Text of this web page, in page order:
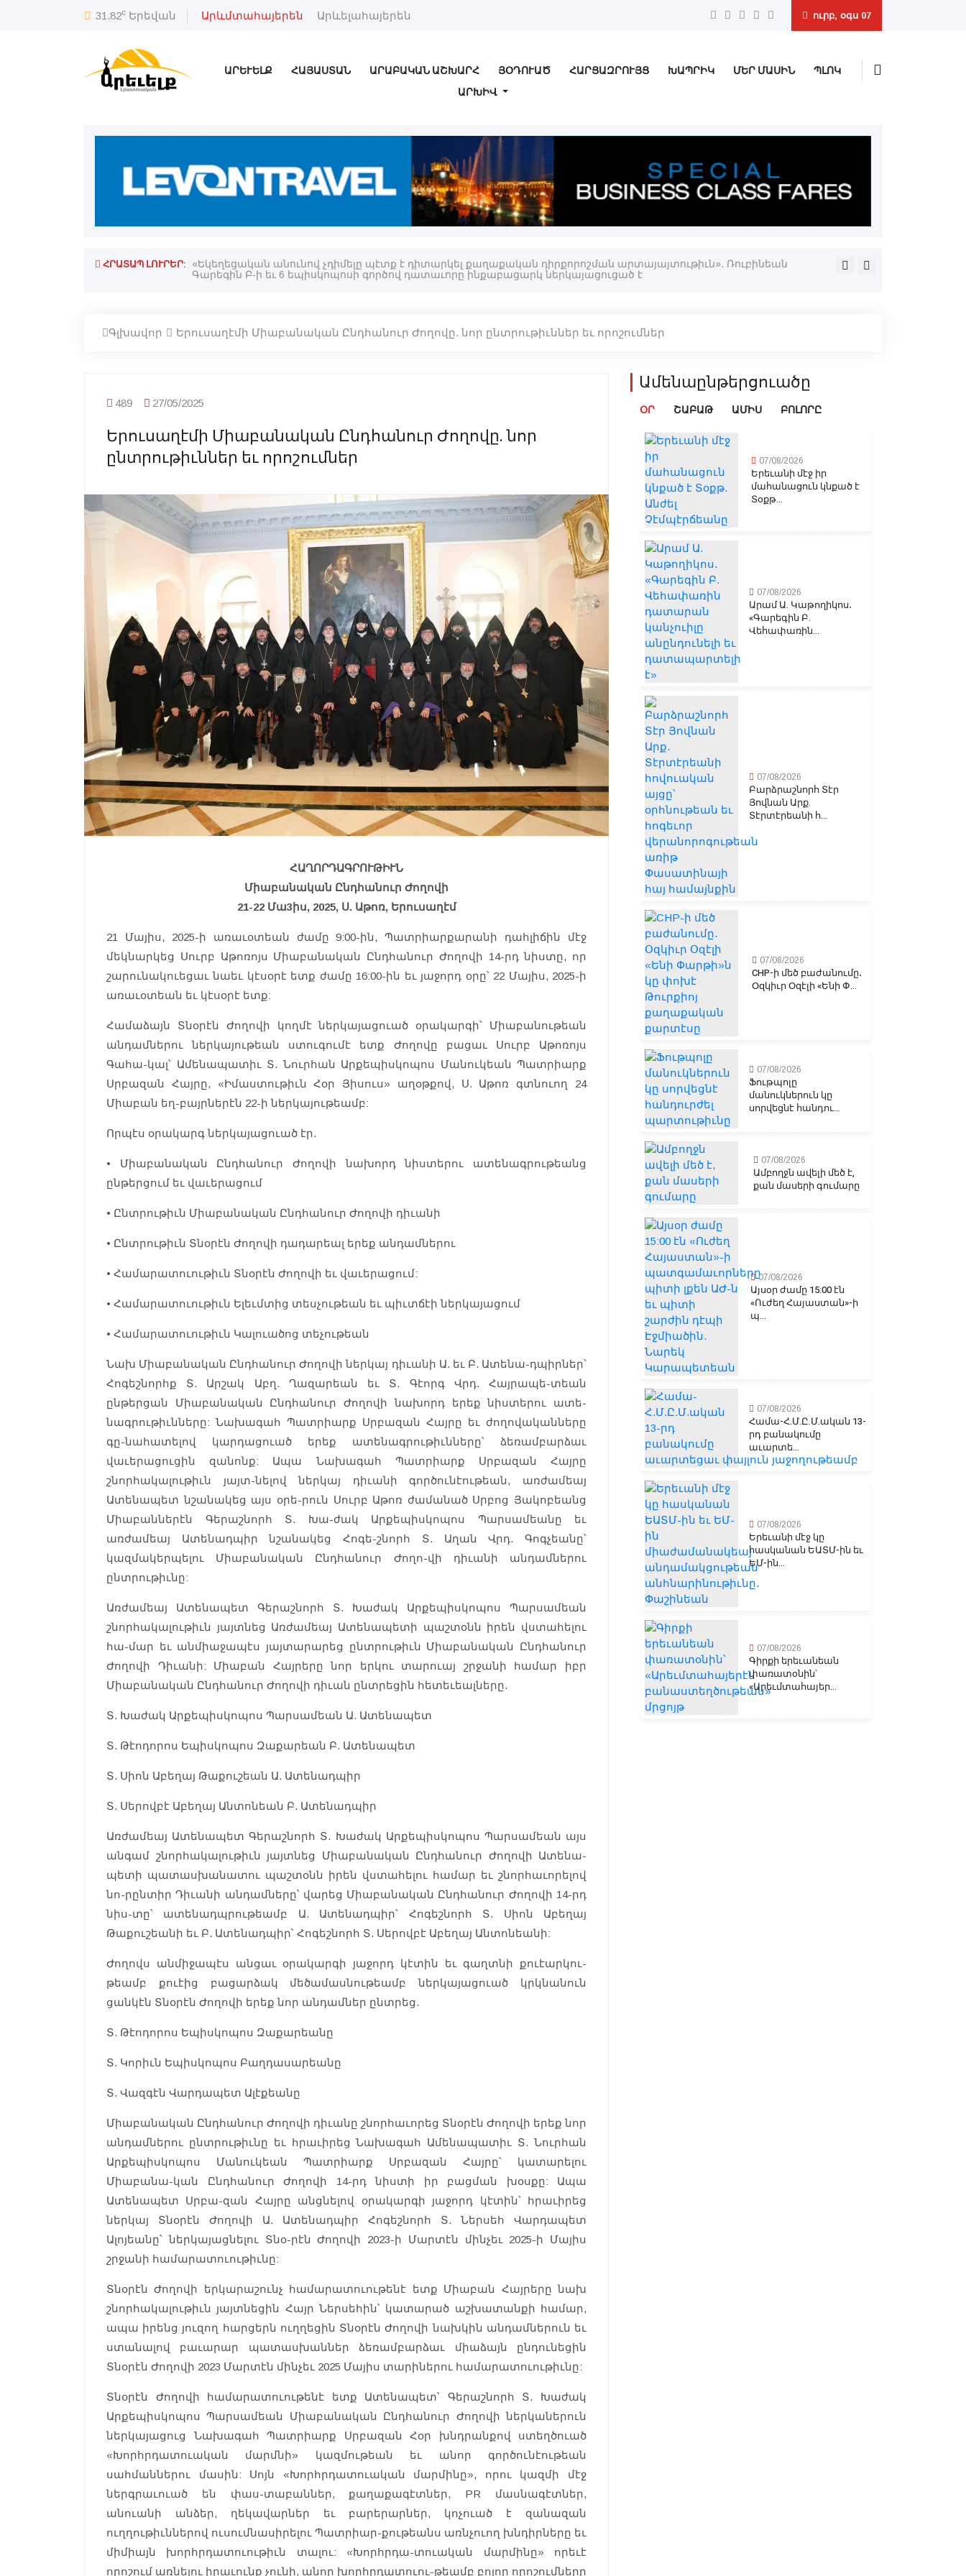
31.82c Երեվան Արևմտահայերեն Արևելահայերեն ուրբ, օգս 07
ԱՐԵՒԵԼՔ ՀԱՅԱՍՏԱՆ ԱՐԱԲԱԿԱՆ ԱՇԽԱՐՀ ՅՕԴՈՒԱԾ ՀԱՐՑԱԶՐՈՒՅՑ ԽԱՊՐԻԿ ՄԵՐ ՄԱՍԻՆ
ՊԼՈԿ
ԱՐԽԻՎ
ՀՐԱՏԱՊ ԼՈՒՐԵՐ: «Եկեղեցական անունով չդիմելը պէտք է դիտարկել քաղաքական դիրքորոշման արտայայտութիւն». Ռուբինեան Գիրքի երեւանեան
Գլխավոր Երուսաղէմի Միաբանական Ընդհանուր Ժողովը. նոր ընտրութիւններ եւ որոշումներ
489 27/05/2025
Երուսաղէմի Միաբանական Ընդհանուր Ժողովը. նոր
ընտրութիւններ եւ որոշումներ
ՀԱՂՈՐԴԱԳՐՈՒԹԻՒՆ
Միաբանական Ընդհանուր Ժողովի
21-22 Մա3իս, 2025, Ս. Աթոռ, Երուսաղէմ
21 Մայիս, 2025-ի առաւօտեան ժամը 9:00-ին, Պատրիարքարանի դահլիճին մէջ
մեկնարկեց Սուրբ Աթոռոյս Միաբանական Ընդհանուր Ժողովի 14-րդ նիստը, որ
շարունակուեցաւ նաեւ կէսօրէ ետք ժամը 16:00-ին եւ յաջորդ օրը՝ 22 Մայիս, 2025-ի
առաւօտեան եւ կէսօրէ ետք:
Համաձայն Տնօրէն Ժողովի կողմէ ներկայացուած օրակարգի՝ Միաբանութեան
անդամներու ներկայութեան ստուգումէ ետք Ժողովը բացաւ Սուրբ Աթոռոյս
Գահա-կալ՝ Ամենապատիւ Տ. Նուրհան Արքեպիսկոպոս Մանուկեան Պատրիարք
Սրբազան Հայրը, «Իմաստութիւն Հօր Յիսուս» աղօթքով, Ս. Աթոռ գտնուող 24
Միաբան եղ-բայրներէն 22-ի ներկայութեամբ:
Որպէս օրակարգ ներկայացուած էր.
• Միաբանական Ընդհանուր Ժողովի նախորդ նիստերու ատենագրութեանց
ընթերցում եւ վաւերացում
• Ընտրութիւն Միաբանական Ընդհանուր Ժողովի դիւանի
• Ընտրութիւն Տնօրէն Ժողովի դադարեալ երեք անդամներու
• Համարատուութիւն Տնօրէն Ժողովի եւ վաւերացում:
• Համարատուութիւն Ելեւմտից տեսչութեան եւ պիւտճէի ներկայացում
• Համարատուութիւն Կալուածոց տեչութեան
Նախ Միաբանական Ընդհանուր Ժողովի ներկայ դիւանի Ա. եւ Բ. Ատենա-դպիրներ՝
Հոգեշնորհք Տ. Արշակ Աբղ. Ղազարեան եւ Տ. Գէորգ Վրդ. Հայրապե-տեան
ընթերցան Միաբանական Ընդհանուր Ժողովի նախորդ երեք նիստերու ատե-
նագրութիւնները: Նախագահ Պատրիարք Սրբազան Հայրը եւ ժողովականները
գը-նահատելով կարդացուած երեք ատենագրութիւնները՝ ձեռամբարձաւ
վաւերացուցին զանոնք: Ապա Նախագահ Պատրիարք Սրբազան Հայրը
շնորհակալութիւն յայտ-նելով ներկայ դիւանի գործունէութեան, առժամեայ
Ատենապետ նշանակեց այս օրե-րուն Սուրբ Աթոռ ժամանած Սրբոց Յակոբեանց
Միաբաններէն Գերաշնորհ Տ. Խա-ժակ Արքեպիսկոպոս Պարսամեանը եւ
առժամեայ Ատենադպիր նշանակեց Հոգե-շնորհ Տ. Աղան Վրդ. Գոգչեանը՝
կազմակերպելու Միաբանական Ընդհանուր Ժողո-վի դիւանի անդամներու
ընտրութիւնը:
Առժամեայ Ատենապետ Գերաշնորհ Տ. Խաժակ Արքեպիսկոպոս Պարսամեան
շնորհակալութիւն յայտնեց Առժամեայ Ատենապետի պաշտօնն իրեն վստահելու
հա-մար եւ անմիաջապէս յայտարարեց ընտրութիւն Միաբանական Ընդհանուր
Ժողովի Դիւանի: Միաբան Հայրերը նոր երկու տարուայ շրջանի համար իբր
Միաբանական Ընդհանուր Ժողովի դիւան ընտրեցին հետեւեալները.
Տ. Խաժակ Արքեպիսկոպոս Պարսամեան Ա. Ատենապետ
Տ. Թէոդորոս Եպիսկոպոս Զաքարեան Բ. Ատենապետ
Տ. Սիոն Աբեղայ Թաքուշեան Ա. Ատենադպիր
Տ. Սերովբէ Աբեղայ Անտոնեան Բ. Ատենադպիր
Առժամեայ Ատենապետ Գերաշնորհ Տ. Խաժակ Արքեպիսկոպոս Պարսամեան այս
անգամ շնորհակալութիւն յայտնեց Միաբանական Ընդհանուր Ժողովի Ատենա-
պետի պատասխանատու պաշտօնն իրեն վստահելու համար եւ շնորհաւորելով
նո-րընտիր Դիւանի անդամները՝ վարեց Միաբանական Ընդհանուր Ժողովի 14-րդ
նիս-տը՝ ատենադպրութեամբ Ա. Ատենադպիր՝ Հոգեշնորհ Տ. Սիոն Աբեղայ
Թաքուշեանի եւ Բ. Ատենադպիր՝ Հոգեշնորհ Տ. Սերովբէ Աբեղայ Անտոնեանի:
Ժողովս անմիջապէս անցաւ օրակարգի յաջորդ կէտին եւ գաղտնի քուէարկու-
թեամբ քուէից բացարձակ մեծամասնութեամբ ներկայացուած կրկնանուն
ցանկէն Տնօրէն Ժողովի երեք նոր անդամներ ընտրեց.
Տ. Թէոդորոս Եպիսկոպոս Զաքարեանը
Տ. Կորիւն Եպիսկոպոս Բաղդասարեանը
Տ. Վազգէն Վարդապետ Ալէքեանը
Միաբանական Ընդհանուր Ժողովի դիւանը շնորհաւորեց Տնօրէն Ժողովի երեք նոր
անդամներու ընտրութիւնը եւ հրաւիրեց Նախագահ Ամենապատիւ Տ. Նուրհան
Արքեպիսկոպոս Մանուկեան Պատրիարք Սրբազան Հայրը՝ կատարելու
Միաբանա-կան Ընդհանուր Ժողովի 14-րդ նիստի իր բացման խօսքը: Ապա
Ատենապետ Սրբա-զան Հայրը անցնելով օրակարգի յաջորդ կէտին՝ հրաւիրեց
ներկայ Տնօրէն Ժողովի Ա. Ատենադպիր Հոգեշնորհ Տ. Ներսեհ Վարդապետ
Ալոյեանը՝ ներկայացնելու Տնօ-րէն Ժողովի 2023-ի Մարտէն մինչեւ 2025-ի Մայիս
շրջանի համարատուութիւնը:
Տնօրէն Ժողովի երկարաշունչ համարատուութենէ ետք Միաբան Հայրերը նախ
շնորհակալութիւն յայտնեցին Հայր Ներսեհին՝ կատարած աշխատանքի համար,
ապա իրենց յուզող հարցերն ուղղեցին Տնօրէն Ժողովի նախկին անդամներուն եւ
ստանալով բաւարար պատասխաններ ձեռամբարձաւ միաձայն ընդունեցին
Տնօրէն Ժողովի 2023 Մարտէն մինչեւ 2025 Մայիս տարիներու համարատուութիւնը:
Տնօրէն Ժողովի համարատուութենէ ետք Ատենապետ՝ Գերաշնորհ Տ. Խաժակ
Արքեպիսկոպոս Պարսամեան Միաբանական Ընդհանուր Ժողովի ներկաներուն
ներկայացուց Նախագահ Պատրիարք Սրբազան Հօր խնդրանքով ստեղծուած
«Խորհրդատուական մարմնի» կազմութեան եւ անոր գործունէութեան
սահմաններու մասին: Սոյն «Խորհրդատուական մարմինը», որու կազմի մէջ
ներգրաւուած են փաս-տաբաններ, քաղաքագէտներ, PR մասնագէտներ,
անուանի անձեր, ղեկավարներ եւ բարերարներ, կոչուած է զանազան
ուղղութիւններով ուսումնասիրելու Պատրիար-քութեանս առնչուող խնդիրները եւ
միմիայն խորհրդատուութիւն տալու: «Խորհրդա-տուական մարմինը» որեւէ
որոշում առնելու իրաւունք չունի, անոր խորհրդատուու-թեամբ բոլոր որոշումները
Ամենաընթերցուածը
ՕՐ ՇԱԲԱԹ ԱՄԻՍ ԲՈԼՈՐԸ
07/08/2026
Երեւանի մէջ իր
մահանացուն կնքած է
Տօքթ...
07/08/2026
Արամ Ա. Կաթողիկոս․
«Գարեգին Բ.
Վեհափառին...
07/08/2026
Բարձրաշնորհ Տէր
Յովնան Արք.
Տէրտէրեանի հ...
07/08/2026
CHP-ի մեծ բաժանումը․
Օզկիւր Օզէլի «Ենի Փ...
07/08/2026
Ֆութպոլը
մանուկներուն կը
սորվեցնէ հանդու...
07/08/2026
Ամբողջն ավելի մեծ է,
քան մասերի գումարը
07/08/2026
Այսօր ժամը 15:00 էն
«Ուժեղ Հայաստան»-ի
պ...
07/08/2026
Համա-Հ.Մ.Ը.Մ.ական 13-
րդ բանակումը
աւարտե...
07/08/2026
Երեւանի մէջ կը
հասկանան ԵԱՏՄ-ին եւ
ԵՄ-ին...
07/08/2026
Գիրքի երեւանեան
փառատօնին՝
«Արեւմտահայեր...